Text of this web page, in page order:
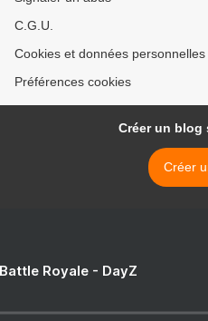
C.G.U.
Cookies et données personnelles
Préférences cookies
Créer un blog
Créer
Royale - DayZ